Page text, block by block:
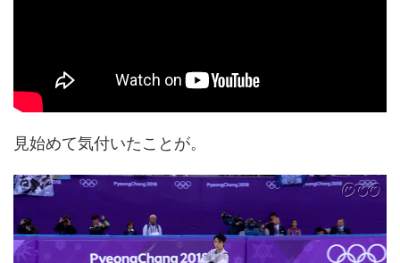
見始めて気付いたことが。